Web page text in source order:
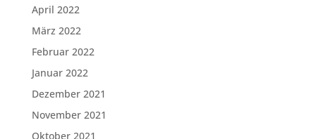
April 2022
März 2022
Februar 2022
Januar 2022
Dezember 2021
November 2021
Oktober 2021